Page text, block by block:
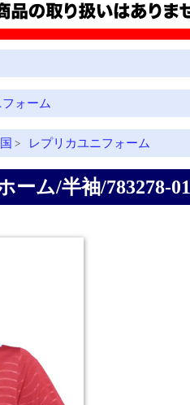
ォーム
> レプリカユニフォーム
ーム/半袖/783278-01